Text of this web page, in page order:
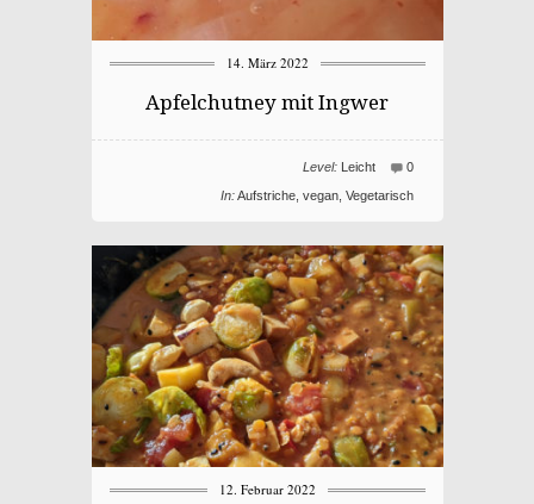
14. März 2022
Apfelchutney mit Ingwer
0
Level: Leicht
In: Aufstriche, vegan, Vegetarisch
12. Februar 2022